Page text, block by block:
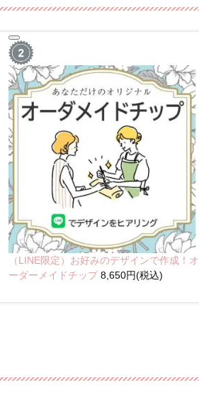
（LINE限定）お好みのデザインで作成！オ
ーダーメイドチップ8,650円(税込)